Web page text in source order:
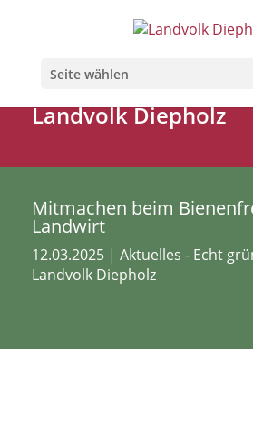
Seite wählen
Landvolk Diepholz
Mitmachen beim
Landwirt
12.03.2025 | Aktuelles - Echt
Landvolk Diepholz